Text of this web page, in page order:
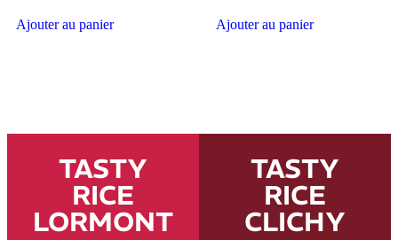
Ajouter au panier Ajouter au panier
TASTY
RICE
LORMONT
TASTY
RICE
CLICHY